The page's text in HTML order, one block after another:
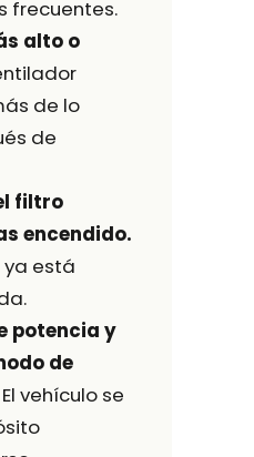
frecuentes.
alto o
de lo
de
filtro
encendido.
ya está
potencia y
de
El vehículo se